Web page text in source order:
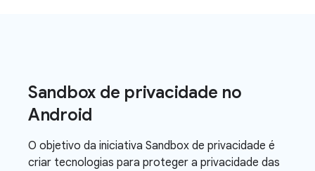
Sandbox de privacidade no
Android
O objetivo da iniciativa Sandbox de privacidade é
criar tecnologias para proteger a privacidade das